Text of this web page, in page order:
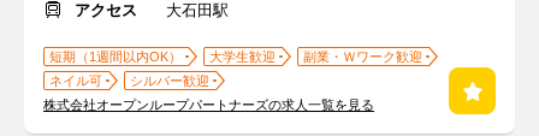
アクセス
大石田駅
短期（1週間以内OK） 大学生歓迎
副業・Ｗワーク歓迎
ネイル可
シルバー歓迎
株式会社オープンループパートナーズの求人一覧を見る